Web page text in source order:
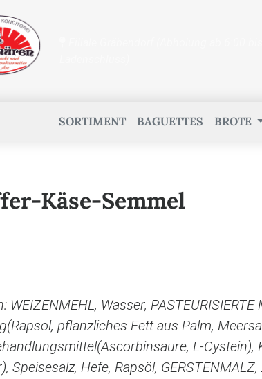
SORTIMENT BAGUETTES BROTE
Käse-Semmel
WEIZENMEHL, Wasser, PASTEURISIERTE
pflanzliches Fett aus Palm,
L-Cystein),
Speisesalz, Hefe, Rapsöl, GERSTENMALZ,